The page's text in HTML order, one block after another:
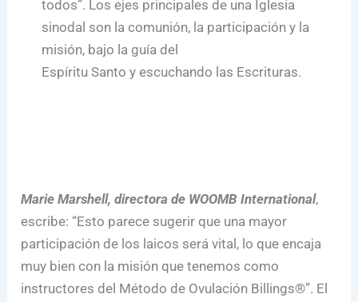
todos”. Los ejes principales de una Iglesia
sinodal son la comunión, la participación y la
misión, bajo la guía del
Espíritu Santo y escuchando las Escrituras.
Marie Marshell, directora de WOOMB International,
escribe: “Esto parece sugerir que una mayor
participación de los laicos será vital, lo que encaja
muy bien con la misión que tenemos como
instructores del Método de Ovulación Billings®”. El